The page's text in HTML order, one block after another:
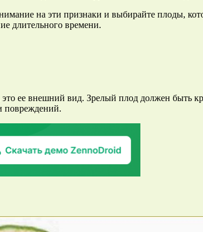
на эти признаки и выбирайте плоды,
длительного времени.
это ее внешний вид. Зрелый плод должен
повреждений.